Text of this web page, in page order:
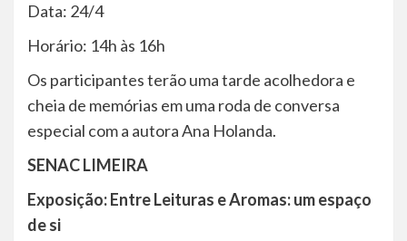
Data: 24/4
Horário: 14h às 16h
Os participantes terão uma tarde acolhedora e
cheia de memórias em uma roda de conversa
especial com a autora Ana Holanda.
SENAC LIMEIRA
Exposição: Entre Leituras e Aromas: um espaço
de si